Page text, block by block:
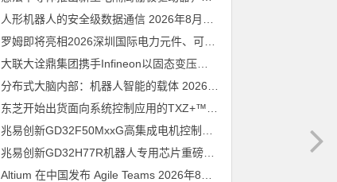
人形机器人的安全级数据通信 2026年8月8日
罗姆即将亮相2026深圳国际电力元件、可再生能源管理展览会暨研讨会
大联大诠鼎集团携手Infineon以固态变压器重构配电效率新标杆
分布式大脑内部：机器人智能的载体 2026年8月6日
兆易创新GD32H77R机器人专用芯片重磅亮相，精准赋能伺服驱动与关节控制
Altium 在中国发布 Agile Teams 2026年8月6日